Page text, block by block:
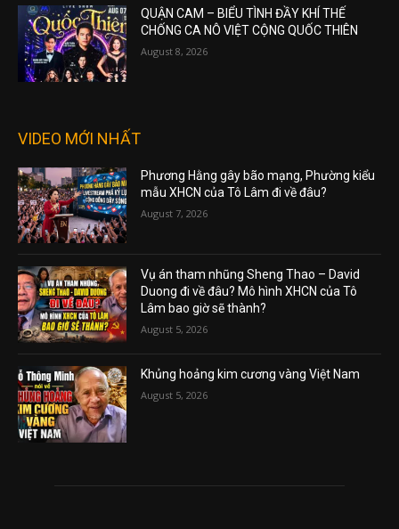
QUẬN CAM – BIỂU TÌNH ĐẦY KHÍ THẾ
CHỐNG CA NÔ VIỆT CỘNG QUỐC THIÊN
August 8, 2026
VIDEO MỚI NHẤT
Phương Hằng gây bão mạng, Phường kiểu
mẫu XHCN của Tô Lâm đi về đâu?
August 7, 2026
Vụ án tham nhũng Sheng Thao – David
Duong đi về đâu? Mô hình XHCN của Tô
Lâm bao giờ sẽ thành?
August 5, 2026
Khủng hoảng kim cương vàng Việt Nam
August 5, 2026